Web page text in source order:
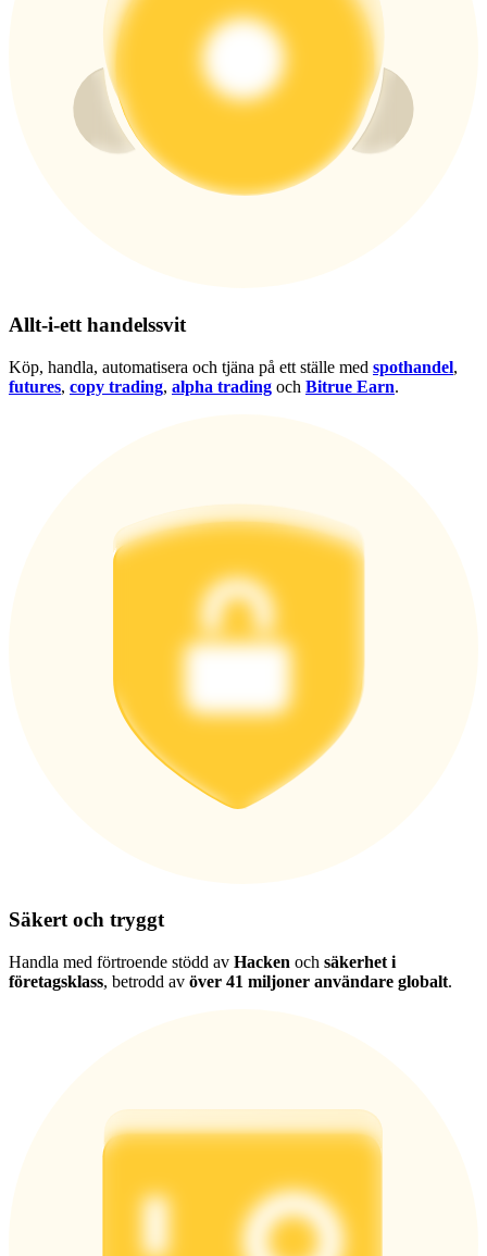
Allt-i-ett handelssvit
Köp, handla, automatisera och tjäna på ett ställe med spothandel,
futures, copy trading, alpha trading och Bitrue Earn.
Säkert och tryggt
Handla med förtroende stödd av Hacken och säkerhet i
företagsklass, betrodd av över 41 miljoner användare globalt.